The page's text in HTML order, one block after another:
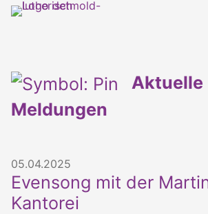
Aktuelle
Meldungen
05.04.2025
Evensong mit der
Kantorei